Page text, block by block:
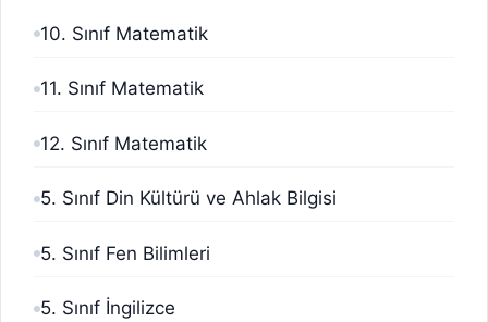
10. Sınıf Matematik
11. Sınıf Matematik
12. Sınıf Matematik
5. Sınıf Din Kültürü ve Ahlak Bilgisi
5. Sınıf Fen Bilimleri
5. Sınıf İngilizce